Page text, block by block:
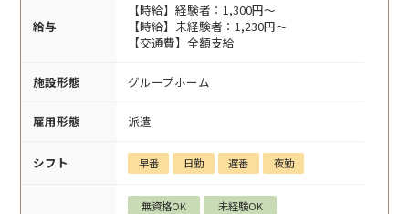
給与
【時給】経験者：1,300円～
【時給】未経験者：1,230円～
【交通費】全額支給
施設形態 グループホーム
雇用形態 派遣
シフト 早番 日勤 遅番 夜勤
無資格OK
未経験OK